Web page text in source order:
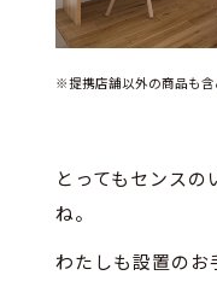
※提携店舗以外の商品も含
とってもセンスの
ね。
わたしも設置のお